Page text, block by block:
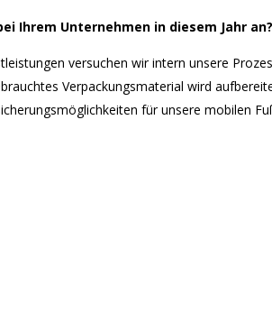
Ihrem Unternehmen in diesem Jahr an?
versuchen wir intern unsere
Verpackungsmaterial wird
für unsere mobilen